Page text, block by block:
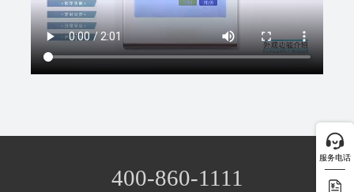
400-860-1111
服务电话